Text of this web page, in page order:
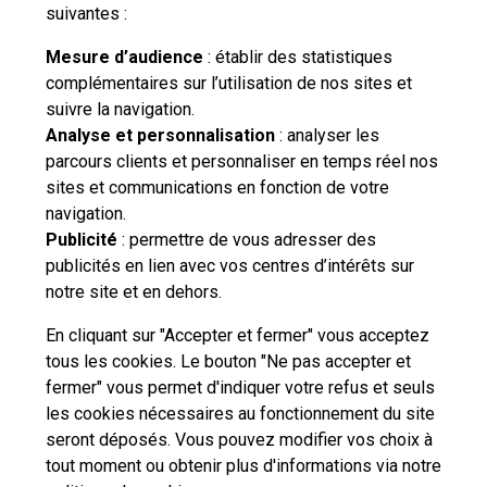
suivantes :
Mesure d’audience : établir des statistiques
complémentaires sur l’utilisation de nos sites et
suivre la navigation.
Analyse et personnalisation : analyser les
parcours clients et personnaliser en temps réel nos
sites et communications en fonction de votre
navigation.
Publicité : permettre de vous adresser des
publicités en lien avec vos centres d’intérêts sur
notre site et en dehors.
En cliquant sur "Accepter et fermer" vous acceptez
tous les cookies. Le bouton "Ne pas accepter et
fermer" vous permet d'indiquer votre refus et seuls
les cookies nécessaires au fonctionnement du site
seront déposés. Vous pouvez modifier vos choix à
tout moment ou obtenir plus d'informations via notre
Besoin d'aide complémentaire ?
Vous n'avez pas trouvé de solution parmi nos FAQs,
vous souhaitez nous contacter ou déposer une
réclamation ?
contacter
Professionnels Entreprises et Collectivités